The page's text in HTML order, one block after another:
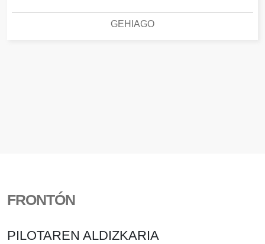
GEHIAGO
FRONTÓN
PILOTAREN ALDIZKARIA